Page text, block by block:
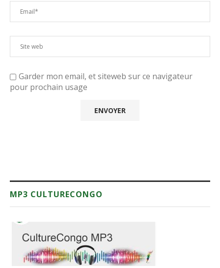
Garder mon email, et siteweb sur ce navigateur
pour prochain usage
MP3 CULTURECONGO